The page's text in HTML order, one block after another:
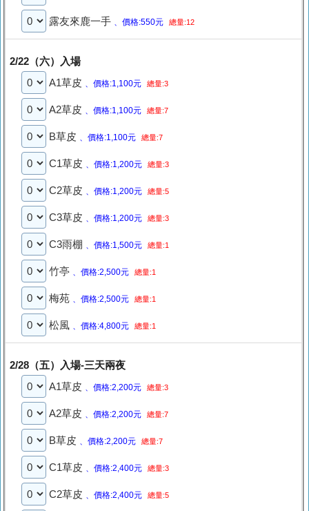
露友來鹿一手 、價格:550元 總量:12
2/22（六）入場
A1草皮 、價格:1,100元 總量:3
A2草皮 、價格:1,100元 總量:7
B草皮 、價格:1,100元 總量:7
C1草皮 、價格:1,200元 總量:3
C2草皮 、價格:1,200元 總量:5
C3草皮 、價格:1,200元 總量:3
C3雨棚 、價格:1,500元 總量:1
竹亭 、價格:2,500元 總量:1
梅苑 、價格:2,500元 總量:1
松風 、價格:4,800元 總量:1
2/28（五）入場-三天兩夜
A1草皮 、價格:2,200元 總量:3
A2草皮 、價格:2,200元 總量:7
B草皮 、價格:2,200元 總量:7
C1草皮 、價格:2,400元 總量:3
C2草皮 、價格:2,400元 總量:5